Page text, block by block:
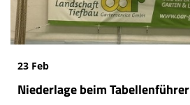
23 Feb
Niederlage beim Tabellenführer